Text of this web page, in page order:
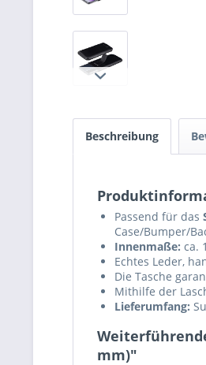
Beschreibung
Passend für das
Case/Bumper/
Innenmaße: ca.
Echtes Leder,
Die Tasche
Mithilfe der
Lieferumfang:
mm)"